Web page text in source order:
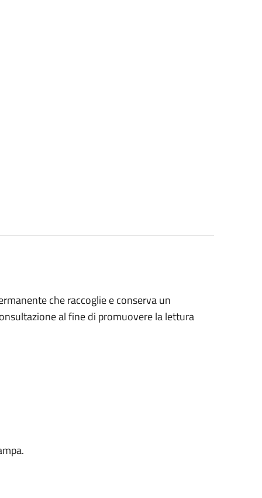
che raccoglie e conserva un
al fine di promuovere la lettura